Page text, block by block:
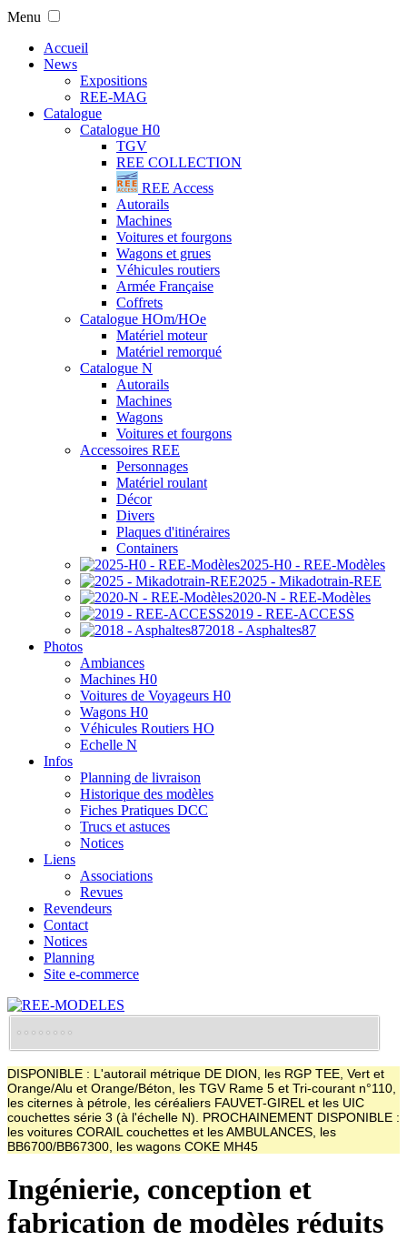
Menu
Accueil
News
Expositions
REE-MAG
Catalogue
Catalogue H0
TGV
REE COLLECTION
REE Access
Autorails
Machines
Voitures et fourgons
Wagons et grues
Véhicules routiers
Armée Française
Coffrets
Catalogue HOm/HOe
Matériel moteur
Matériel remorqué
Catalogue N
Autorails
Machines
Wagons
Voitures et fourgons
Accessoires REE
Personnages
Matériel roulant
Décor
Divers
Plaques d'itinéraires
Containers
2025-H0 - REE-Modèles
2025 - Mikadotrain-REE
2020-N - REE-Modèles
2019 - REE-ACCESS
2018 - Asphaltes87
Photos
Ambiances
Machines H0
Voitures de Voyageurs H0
Wagons H0
Véhicules Routiers HO
Echelle N
Infos
Planning de livraison
Historique des modèles
Fiches Pratiques DCC
Trucs et astuces
Notices
Liens
Associations
Revues
Revendeurs
Contact
Notices
Planning
Site e-commerce
DISPONIBLE : L'autorail métrique DE DION, les RGP TEE, Vert et
Orange/Alu et Orange/Béton, les TGV Rame 5 et Tri-courant n°110,
les citernes à pétrole, les céréaliers FAUVET-GIREL et les UIC
couchettes série 3 (à l'échelle N). PROCHAINEMENT DISPONIBLE :
les voitures CORAIL couchettes et les AMBULANCES, les
BB6700/BB67300, les wagons COKE MH45
Ingénierie, conception et
fabrication de modèles réduits